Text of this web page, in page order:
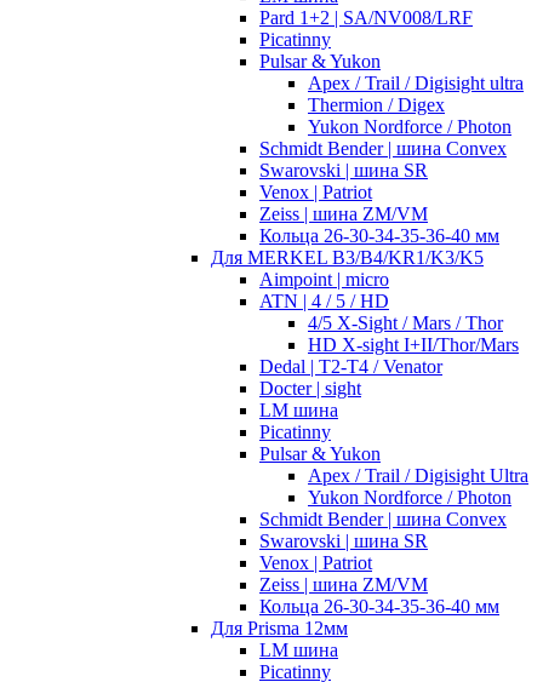
Pard 1+2 | SA/NV008/LRF
Picatinny
Pulsar & Yukon
Apex / Trail / Digisight ultra
Thermion / Digex
Yukon Nordforce / Photon
Schmidt Bender | шина Convex
Swarovski | шина SR
Venox | Patriot
Zeiss | шина ZM/VM
Кольца 26-30-34-35-36-40 мм
Для MERKEL B3/B4/KR1/K3/K5
Aimpoint | micro
ATN | 4 / 5 / HD
4/5 X-Sight / Mars / Thor
HD X-sight I+II/Thor/Mars
Dedal | T2-T4 / Venator
Docter | sight
LM шина
Picatinny
Pulsar & Yukon
Apex / Trail / Digisight Ultra
Yukon Nordforce / Photon
Schmidt Bender | шина Convex
Swarovski | шина SR
Venox | Patriot
Zeiss | шина ZM/VM
Кольца 26-30-34-35-36-40 мм
Для Prisma 12мм
LM шина
Picatinny